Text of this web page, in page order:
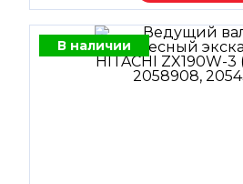
В наличии